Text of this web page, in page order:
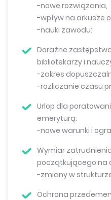
-nowe rozwiązania,
-wpływ na arkusze
-nauki zawodu:
Doraźne
bibliotekarzy i
-zakres
-rozliczanie czasu
Urlop dla
emeryturą:
-nowe warunki i
Wymiar
początkującego na
-zmiany w
Ochrona